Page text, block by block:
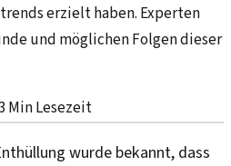
erzielt haben. Experten
und möglichen Folgen dieser
Min Lesezeit
wurde bekannt, dass